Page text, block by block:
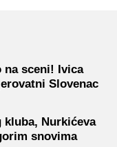
na sceni! Ivica
Slovenac
Nurkićeva
snovima